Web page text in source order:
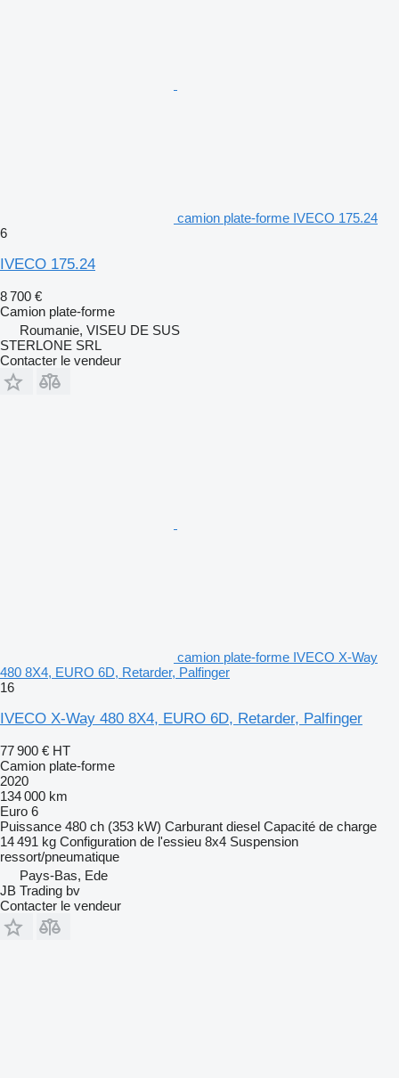
camion plate-forme IVECO 175.24
6
IVECO 175.24
8 700 €
Camion plate-forme
Roumanie, VISEU DE SUS
STERLONE SRL
Contacter le vendeur
camion plate-forme IVECO X-Way
480 8X4, EURO 6D, Retarder, Palfinger
16
IVECO X-Way 480 8X4, EURO 6D, Retarder, Palfinger
77 900 € HT
Camion plate-forme
2020
134 000 km
Euro 6
Puissance 480 ch (353 kW) Carburant diesel Capacité de charge
14 491 kg Configuration de l'essieu 8x4 Suspension
ressort/pneumatique
Pays-Bas, Ede
JB Trading bv
Contacter le vendeur